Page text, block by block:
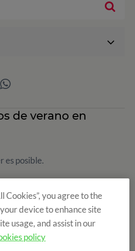
de verano en
es posible.
en agosto, pero qué pasa con el
gran olvidado? Todavía es
vacaciones. Pues nosotros
con elENGLISH ALIVE
Cookies”, you agree to the
device to enhance site
usage, and assist in our
policy